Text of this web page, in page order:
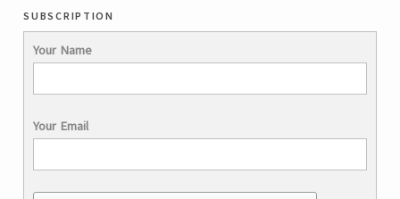
subscription
Your Name
Your Email